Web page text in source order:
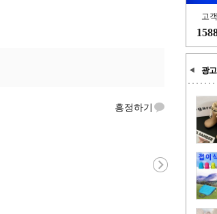
고
광고
흥정하기